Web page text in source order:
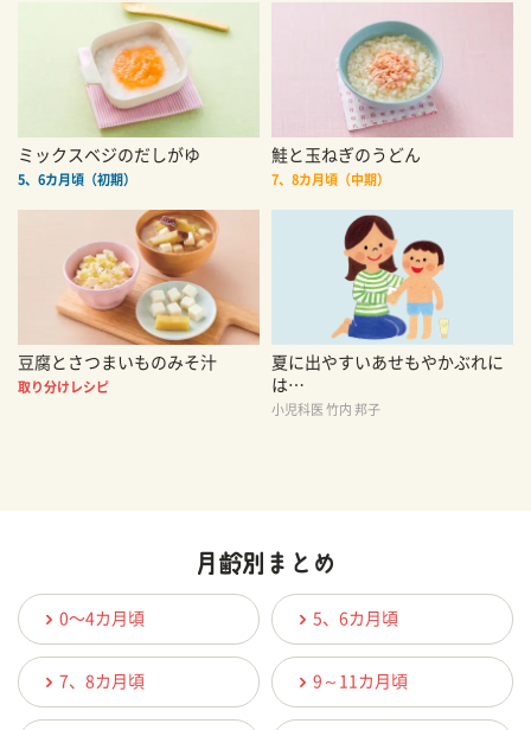
ミックスベジのだしがゆ
5、6カ月頃（初期）
鮭と玉ねぎのうどん
7、8カ月頃（中期）
豆腐とさつまいものみそ汁
取り分けレシピ
夏に出やすいあせもやかぶれに
は…
小児科医 竹内 邦子
0〜4カ月頃 5、6カ月頃
7、8カ月頃 9～11カ月頃